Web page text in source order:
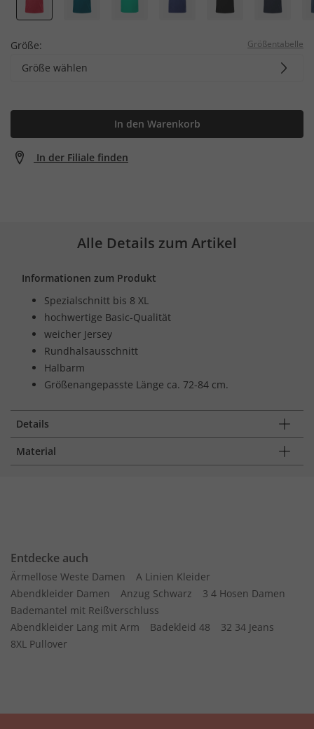
Größe: Größentabelle
Größe wählen
In den Warenkorb
In der Filiale finden
Alle Details zum Artikel
Informationen zum Produkt
Spezialschnitt bis 8 XL
hochwertige Basic-Qualität
weicher Jersey
Rundhalsausschnitt
Halbarm
Größenangepasste Länge ca. 72-84 cm.
Details
Material
Entdecke auch
Ärmellose Weste Damen
A Linien Kleider
Abendkleider Damen
Anzug Schwarz
3 4 Hosen Damen
Bademantel mit Reißverschluss
Abendkleider Lang mit Arm
Badekleid 48
32 34 Jeans
8XL Pullover